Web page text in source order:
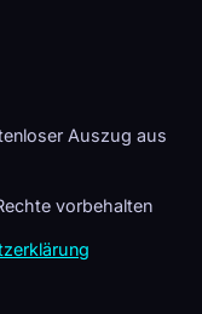
Auszug aus
vorbehalten